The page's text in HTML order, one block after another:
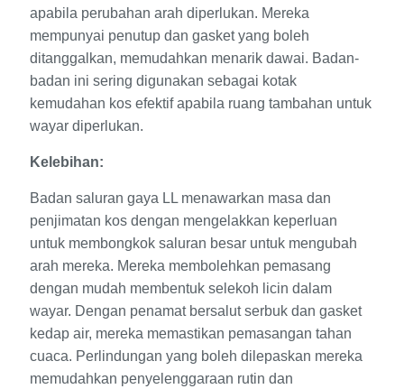
apabila perubahan arah diperlukan. Mereka
mempunyai penutup dan gasket yang boleh
ditanggalkan, memudahkan menarik dawai. Badan-
badan ini sering digunakan sebagai kotak
kemudahan kos efektif apabila ruang tambahan untuk
wayar diperlukan.
Kelebihan:
Badan saluran gaya LL menawarkan masa dan
penjimatan kos dengan mengelakkan keperluan
untuk membongkok saluran besar untuk mengubah
arah mereka. Mereka membolehkan pemasang
dengan mudah membentuk selekoh licin dalam
wayar. Dengan penamat bersalut serbuk dan gasket
kedap air, mereka memastikan pemasangan tahan
cuaca. Perlindungan yang boleh dilepaskan mereka
memudahkan penyelenggaraan rutin dan